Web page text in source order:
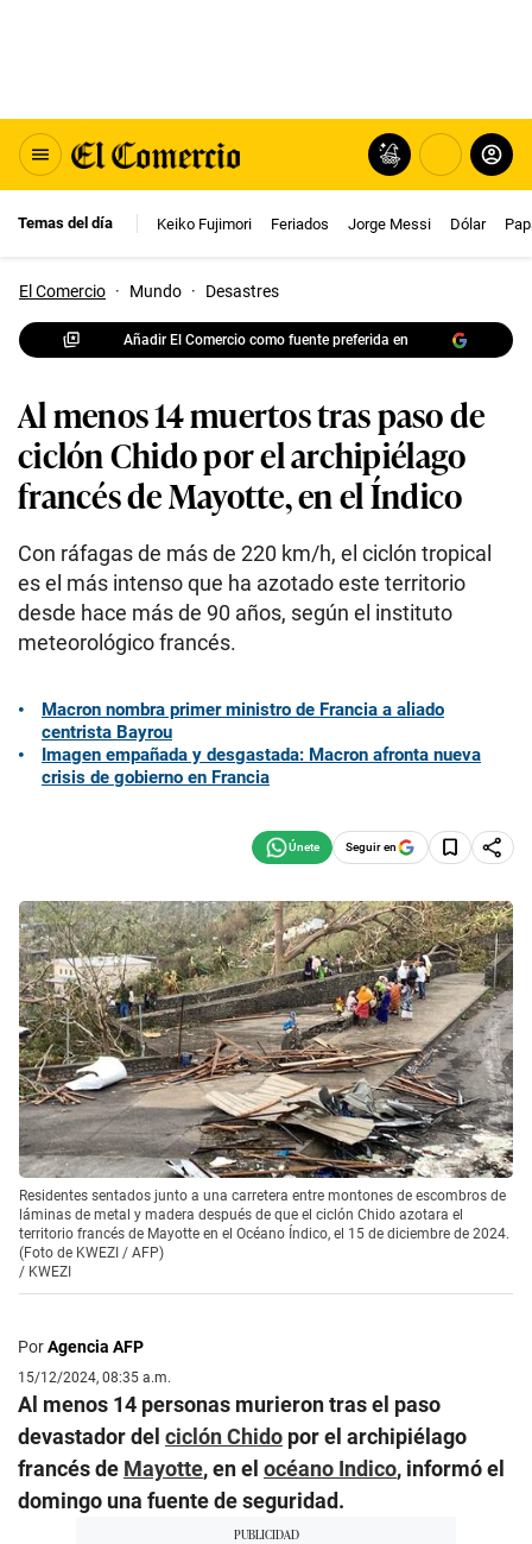
Temas del día Keiko Fujimori Feriados Jorge Messi Dólar
El Comercio · Mundo · Desastres
Añadir El Comercio como fuente preferida en
Al menos 14 muertos tras paso de
ciclón Chido por el archipiélago
francés de Mayotte, en el Índico
Con ráfagas de más de 220 km/h, el ciclón tropical
es el más intenso que ha azotado este territorio
desde hace más de 90 años, según el instituto
meteorológico francés.
Macron nombra primer ministro de Francia a aliado
centrista Bayrou
Imagen empañada y desgastada: Macron afronta nueva
crisis de gobierno en Francia
Seguir en
Residentes sentados junto a una carretera entre montones de escombros de
láminas de metal y madera después de que el ciclón Chido azotara el
territorio francés de Mayotte en el Océano Índico, el 15 de diciembre de 2024.
(Foto de KWEZI / AFP)
/ KWEZI
PorAgencia AFP
15/12/2024, 08:35 a.m.
Al menos 14 personas murieron tras el paso
devastador del ciclón Chido por el archipiélago
francés de Mayotte, en el océano Indico, informó el
domingo una fuente de seguridad.